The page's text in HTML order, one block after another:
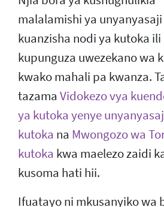
malalamishi ya
kuanzisha nodi ya kutoka ili
kupunguza uwezekano wa
kwako mahali pa kwanza.
tazama Vidokezo vya
ya kutoka yenye
kutoka na Mwongozo wa
kutoka kwa maelezo zaidi
kusoma hati hii.
Ifuatayo ni mkusanyiko wa